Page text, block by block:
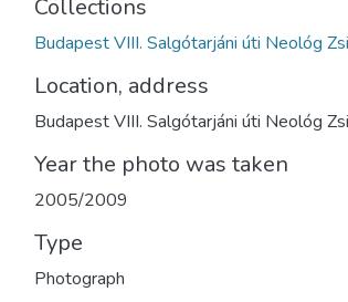
Collections
Budapest VIII. Salgótarjáni úti Neológ
Location, address
Budapest VIII. Salgótarjáni úti Neológ
Year the photo was taken
2005/2009
Type
Photograph